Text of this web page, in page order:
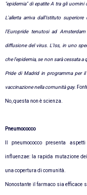
"epidemia" di epatite A tra gli
L'allerta arriva dall'Istituto
l'Europride tenutosi ad
diffusione del virus. L'Iss, in uno
che l'epidemia, se non sarà cessata
Pride di Madrid in programma per
vaccinazione nella comunità gay.
No, questa non è scienza.
Pneumococco
Il pneumococco presenta
influenzae: la rapida mutazione
una copertura di comunità.
Nonostante il farmaco sia efficace